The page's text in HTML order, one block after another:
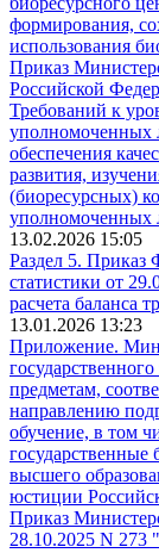
формирования,
использования
Приказ
Российской
Требований к
уполномоченных
обеспечения
развития,
(биоресурсных)
уполномоченных
13.02.2026 15:05
Раздел 5. Приказ
статистики от
расчета баланса
13.01.2026 13:23
Приложение.
предметам,
направлению
обучение, в том
высшего
юстиции
Приказ
28.10.2025 N 273